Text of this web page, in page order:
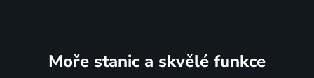
Moře stanic a skvělé funkce